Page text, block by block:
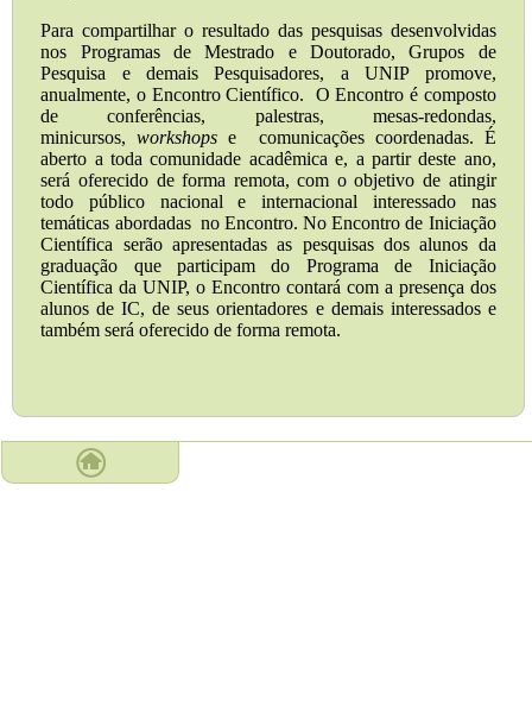
Para compartilhar o resultado das pesquisas desenvolvidas
nos Programas de Mestrado e Doutorado, Grupos de
Pesquisa e demais Pesquisadores, a UNIP promove,
anualmente, o Encontro Científico. O Encontro é composto
de conferências, palestras, mesas-redondas,
minicursos,workshops e comunicações coordenadas. É
aberto a toda comunidade acadêmica e, a partir deste ano,
será oferecido de forma remota, com o objetivo de atingir
todo público nacional e internacional interessado nas
temáticas abordadas no Encontro. No Encontro de Iniciação
Científica serão apresentadas as pesquisas dos alunos da
graduação que participam do Programa de Iniciação
Científica da UNIP, o Encontro contará com a presença dos
alunos de IC, de seus orientadores e demais interessados e
também será oferecido de forma remota.